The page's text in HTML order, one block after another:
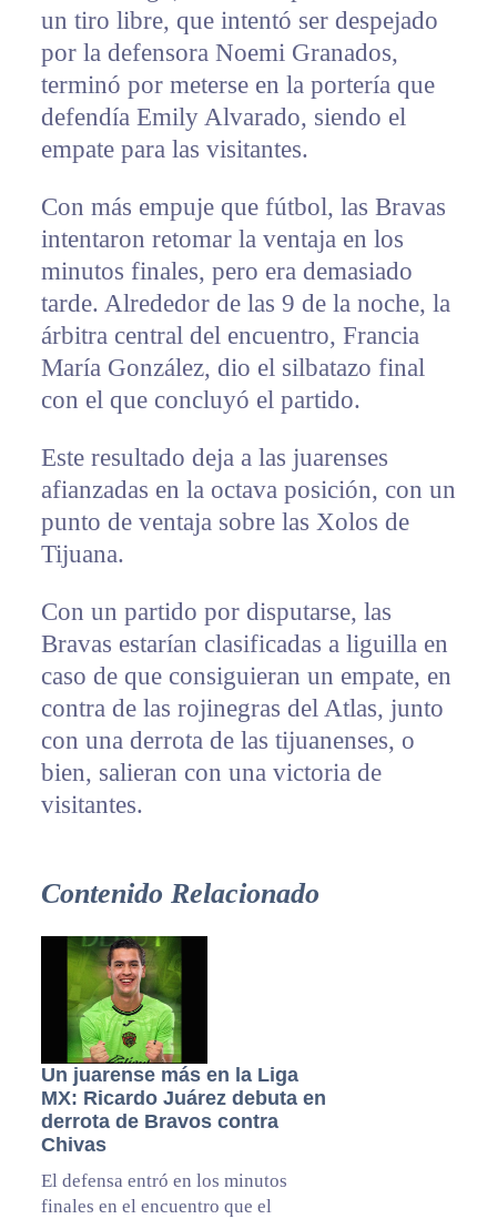
un tiro libre, que intentó ser despejado
por la defensora Noemi Granados,
terminó por meterse en la portería que
defendía Emily Alvarado, siendo el
empate para las visitantes.
Con más empuje que fútbol, las Bravas
intentaron retomar la ventaja en los
minutos finales, pero era demasiado
tarde. Alrededor de las 9 de la noche, la
árbitra central del encuentro, Francia
María González, dio el silbatazo final
con el que concluyó el partido.
Este resultado deja a las juarenses
afianzadas en la octava posición, con un
punto de ventaja sobre las Xolos de
Tijuana.
Con un partido por disputarse, las
Bravas estarían clasificadas a liguilla en
caso de que consiguieran un empate, en
contra de las rojinegras del Atlas, junto
con una derrota de las tijuanenses, o
bien, salieran con una victoria de
visitantes.
Contenido Relacionado
Un juarense más en la Liga
MX: Ricardo Juárez debuta en
derrota de Bravos contra
Chivas
El defensa entró en los minutos
finales en el encuentro que el